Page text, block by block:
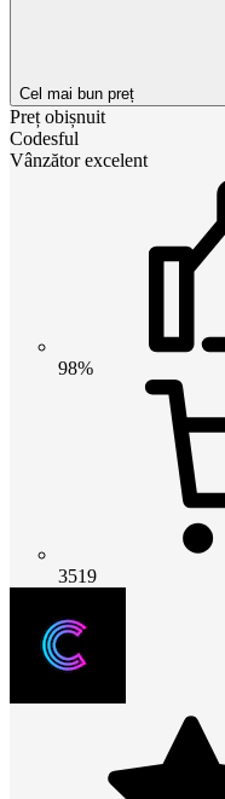
Cel mai bun preț
Preț obișnuit
Codesful
Vânzător excelent
98%
3519